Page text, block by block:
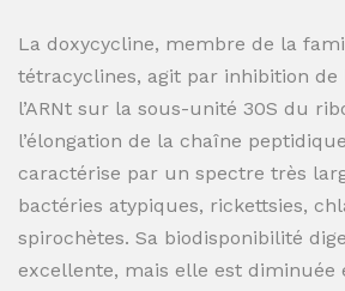
La doxycycline, membre de la
tétracyclines, agit par inhibition de
l’ARNt sur la sous-unité 30S du
l’élongation de la chaîne
caractérise par un spectre très
bactéries atypiques, rickettsies,
spirochètes. Sa biodisponibilité
excellente, mais elle est diminuée